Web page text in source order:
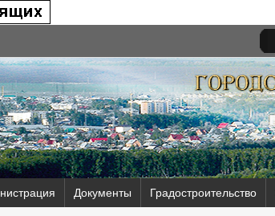
Документы Градостроительство